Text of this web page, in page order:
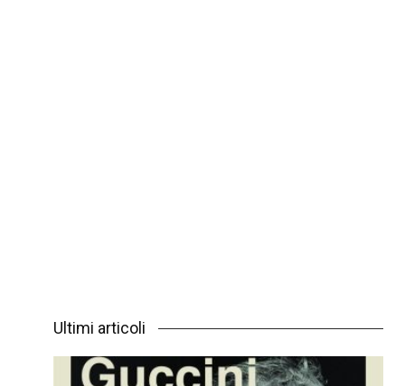
Ultimi articoli